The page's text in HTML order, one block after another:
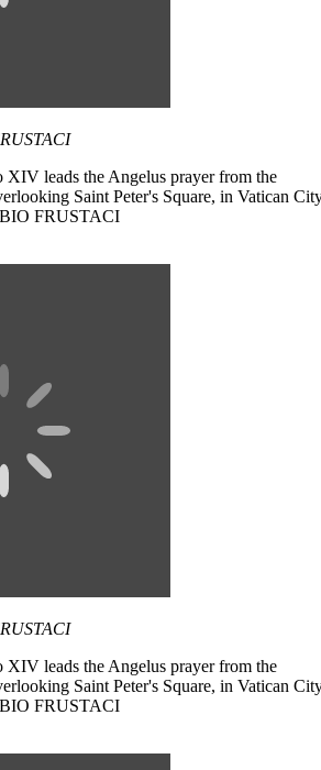
XIV leads the Angelus prayer from the
Saint Peter's Square, in Vatican
FRUSTACI
XIV leads the Angelus prayer from the
Saint Peter's Square, in Vatican
FRUSTACI